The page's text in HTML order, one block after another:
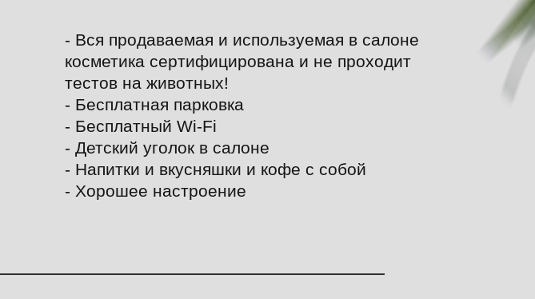
- Вся продаваемая и используемая в салоне
косметика сертифицирована и не проходит
тестов на животных!
- Бесплатная парковка
- Бесплатный Wi-Fi
- Детский уголок в салоне
- Напитки и вкусняшки и кофе с собой
- Хорошее настроение